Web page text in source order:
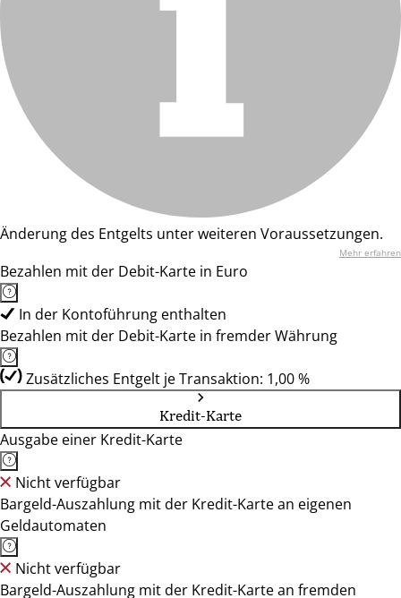
Änderung des Entgelts unter weiteren Voraussetzungen.
Mehr erfahren
Bezahlen mit der Debit-Karte in Euro
In der Kontoführung enthalten
Bezahlen mit der Debit-Karte in fremder Währung
Zusätzliches Entgelt je Transaktion: 1,00 %
Kredit-Karte
Ausgabe einer Kredit-Karte
Nicht verfügbar
Bargeld-Auszahlung mit der Kredit-Karte an eigenen
Geldautomaten
Nicht verfügbar
Bargeld-Auszahlung mit der Kredit-Karte an fremden